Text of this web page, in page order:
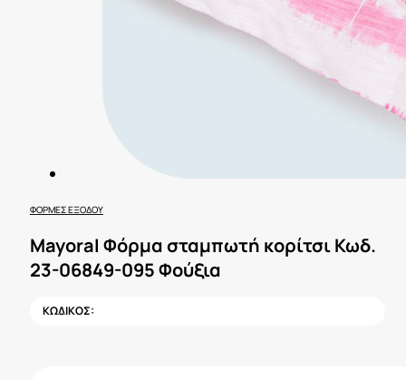
ΦΌΡΜΕΣ ΕΞΌΔΟΥ
Mayoral Φόρμα σταμπωτή κορίτσι Κωδ.
23-06849-095 Φούξια
ΚΩΔΙΚΟΣ: